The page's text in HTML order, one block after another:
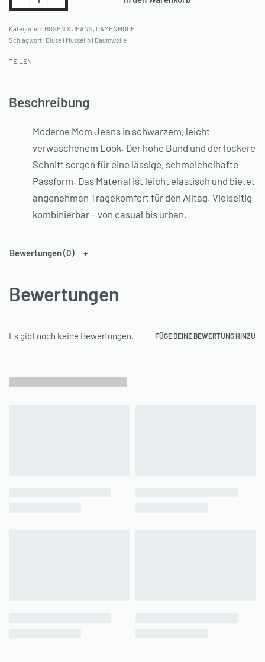
Kategorien: HOSEN & JEANS, DAMENMODE
Schlagwort: Bluse I Musselin I Baumwolle
TEILEN
Beschreibung
Moderne Mom Jeans in schwarzem, leicht
verwaschenem Look. Der hohe Bund und der lockere
Schnitt sorgen für eine lässige, schmeichelhafte
Passform. Das Material ist leicht elastisch und bietet
angenehmen Tragekomfort für den Alltag. Vielseitig
kombinierbar – von casual bis urban.
Bewertungen (0)
Bewertungen
Es gibt noch keine Bewertungen. FÜGE DEINE BEWERTUNG HINZU